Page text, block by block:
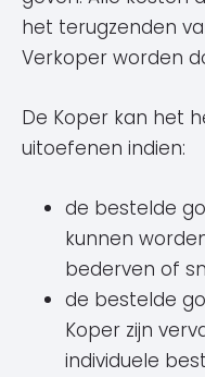
het terugzenden
Verkoper worden
De Koper kan het
uitoefenen indien:
de bestelde
kunnen
bederven of
de bestelde
Koper zijn
individuele